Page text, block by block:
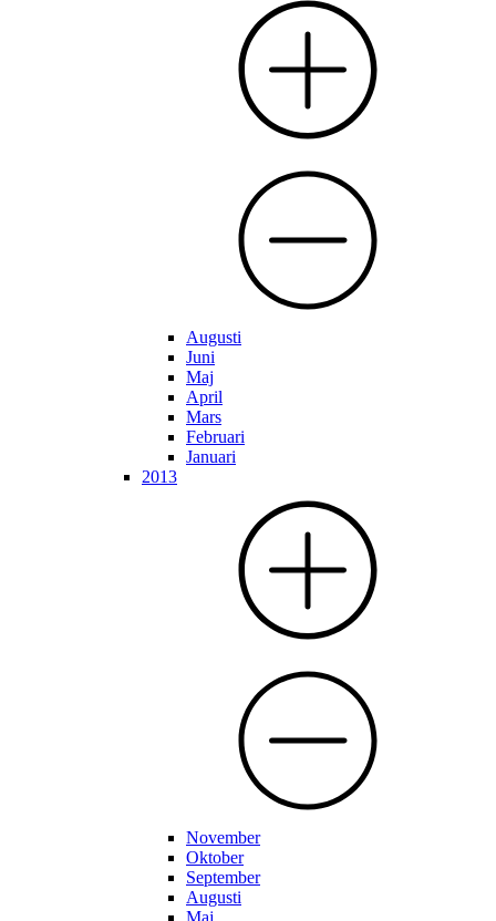
Augusti
Juni
Maj
April
Mars
Februari
Januari
2013
November
Oktober
September
Augusti
Maj